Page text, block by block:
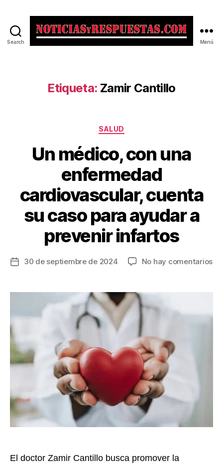
Search Menú
Etiqueta: Zamir Cantillo
Categorías
SALUD
Un médico, con una
enfermedad
cardiovascular, cuenta
su caso para ayudar a
prevenir infartos
Fecha
entrada
30 de septiembre de 2024 No hay comentariosen
El doctor Zamir Cantillo busca promover la